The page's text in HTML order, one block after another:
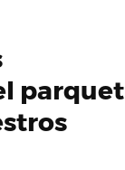
parquet